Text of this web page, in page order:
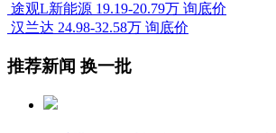
途观L新能源 19.19-20.79万 询底价
汉兰达 24.98-32.58万 询底价
推荐新闻 换一批